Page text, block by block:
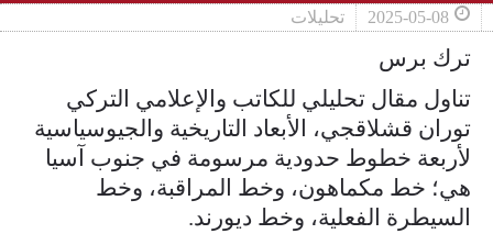
2025-05-08 تحليلات
ترك برس
تناول مقال تحليلي للكاتب والإعلامي التركي
توران قشلاقجي، الأبعاد التاريخية والجيوسياسية
لأربعة خطوط حدودية مرسومة في جنوب آسيا
هي؛ خط مكماهون، وخط المراقبة، وخط
السيطرة الفعلية، وخط ديورند.